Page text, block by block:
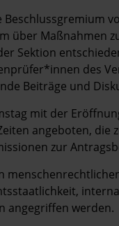
über Maßnahmen
Sektion
des
Beiträge und
mit der
angeboten, die
zur
angegriffen werden.